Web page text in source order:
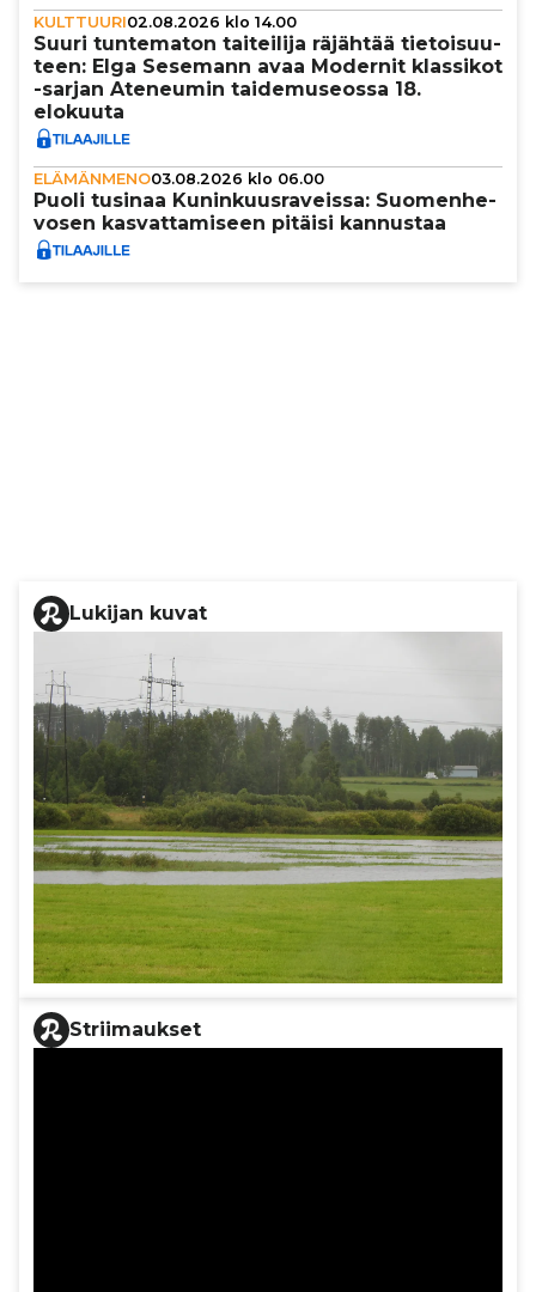
KULTTUURI02.08.2026 klo 14.00
Suuri tun­te­ma­ton tai­tei­lija räjähtää tie­toi­suu­
teen: Elga Sesemann avaa Modernit klassikot
-sarjan Ateneumin tai­de­mu­se­ossa 18.
elokuuta
ELÄMÄNMENO03.08.2026 klo 06.00
Puoli tusinaa Kunin­kuus­ra­veissa: Suo­men­he­
vo­sen kas­vat­ta­mi­seen pitäisi kannustaa
Lukijan kuvat
Striimaukset